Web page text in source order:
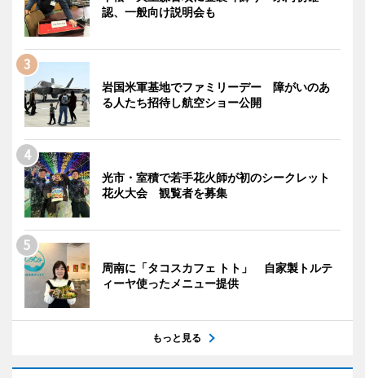
認、一般向け説明会も
岩国米軍基地でファミリーデー 障がいのあ
る人たち招待し航空ショー公開
光市・室積で若手花火師が初のシークレット
花火大会 観覧者を募集
周南に「タコスカフェ トト」 自家製トルテ
ィーヤ使ったメニュー提供
もっと見る